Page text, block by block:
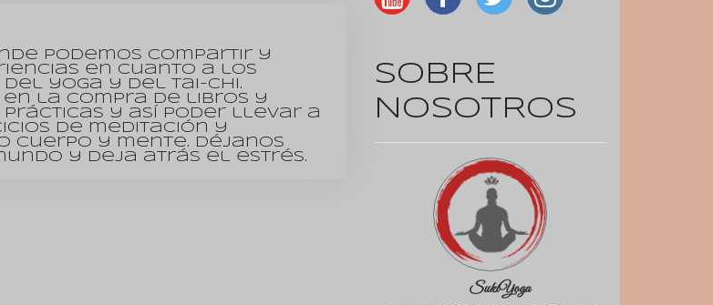
podemos compartir y
en cuanto a los
del yoga y del tai-chi.
en la compra de libros y
y así poder llevar a
de meditación y
cuerpo y mente. Déjanos
y deja atrás el estrés.
SOBRE
NOSOTROS
SukiYoga